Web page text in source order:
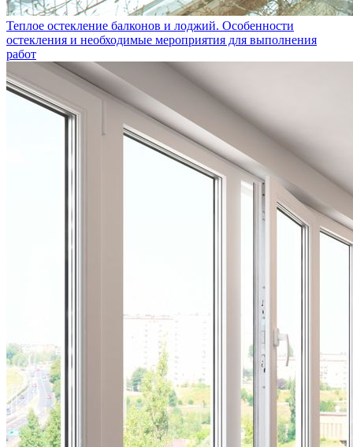
Теплое остекление балконов и лоджий. Особенности
остекления и необходимые мероприятия для выполнения
работ